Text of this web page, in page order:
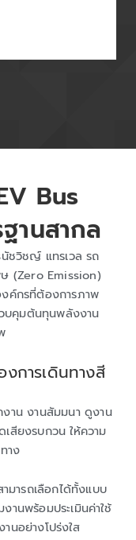
Bus
านสากล
ชวิชญ์ แทรเวล รถ
(Zero Emission)
งค์กรที่ต้องการภาพ
คุมต้นทุนพลังงาน
งการเดินทางสี
าน งานสัมมนา ดูงาน
เสียงรบกวน ให้ความ
าง
มารถเลือกได้ทั้งแบบ
านพร้อมประเมินค่าใช้
านอย่างโปร่งใส